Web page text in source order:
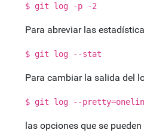
$ git log -p -2
Para abreviar las
$ git log --stat
Para cambiar la salida del
$ git log --
las opciones que se